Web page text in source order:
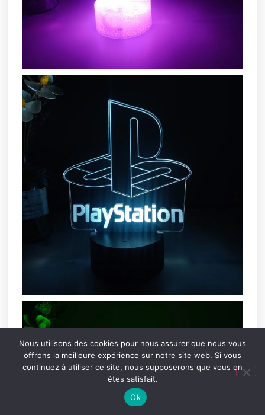
Nous utilisons des cookies pour nous assurer que nous vous
offrons la meilleure expérience sur notre site web. Si vous
continuez à utiliser ce site, nous supposerons que vous en
êtes satisfait.
Ok